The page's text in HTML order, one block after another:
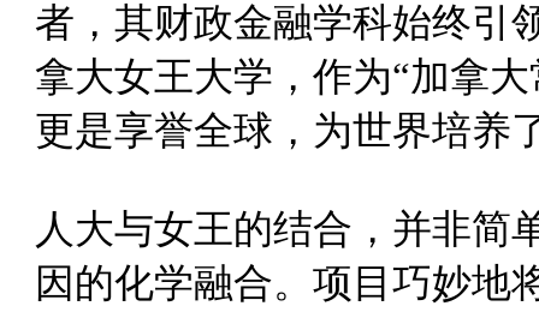
者，其财政金融学科始终引
拿大女王大学，作为“加拿
更是享誉全球，为世界培养
人大与女王的结合，并非简
因的化学融合。项目巧妙地